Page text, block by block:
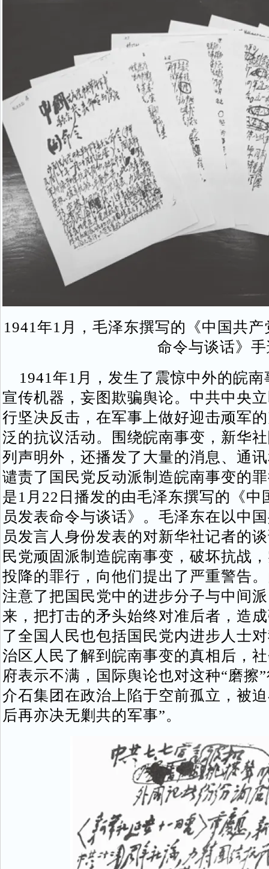
1941年1月，毛泽东撰写的《中国共
命令与谈话》
1941年1月，发生了震惊中外的皖南
宣传机器，妄图欺骗舆论。中共中央
行坚决反击，在军事上做好迎击顽军
泛的抗议活动。围绕皖南事变，新华
列声明外，还播发了大量的消息、通
谴责了国民党反动派制造皖南事变的
是1月22日播发的由毛泽东撰写的《
员发表命令与谈话》。毛泽东在以中
员发言人身份发表的对新华社记者的
民党顽固派制造皖南事变，破坏抗战
投降的罪行，向他们提出了严重警告
注意了把国民党中的进步分子与中间
来，把打击的矛头始终对准后者，造
了全国人民也包括国民党内进步人士
治区人民了解到皖南事变的真相后，
府表示不满，国际舆论也对这种“磨擦
介石集团在政治上陷于空前孤立，被
后再亦决无剿共的军事”。